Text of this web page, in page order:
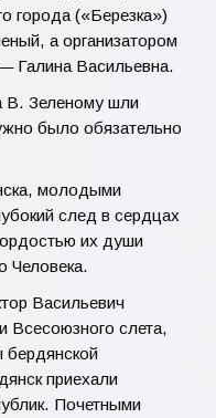
города («Березка»)
а организатором
Галина Васильевна.
В. Зеленому шли
было обязательно
молодыми
след в сердцах
их души
Человека.
Васильевич
Всесоюзного слета,
бердянской
приехали
Почетными